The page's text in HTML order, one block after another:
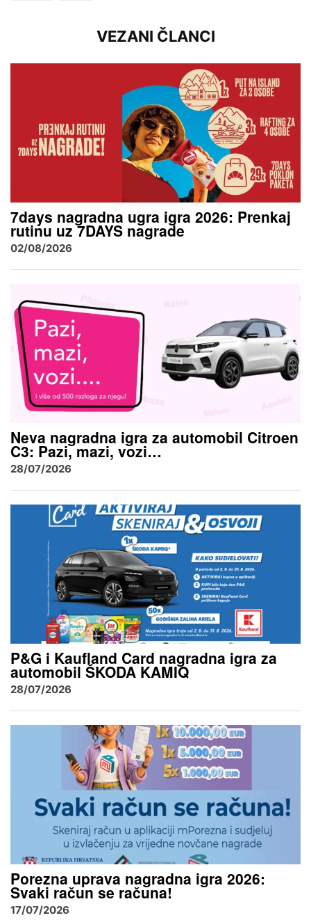
VEZANI ČLANCI
7days nagradna ugra igra 2026: Prenkaj
rutinu uz 7DAYS nagrade
02/08/2026
Neva nagradna igra za automobil Citroen
C3: Pazi, mazi, vozi…
28/07/2026
P&G i Kaufland Card nagradna igra za
automobil ŠKODA KAMIQ
28/07/2026
Porezna uprava nagradna igra 2026:
Svaki račun se računa!
17/07/2026